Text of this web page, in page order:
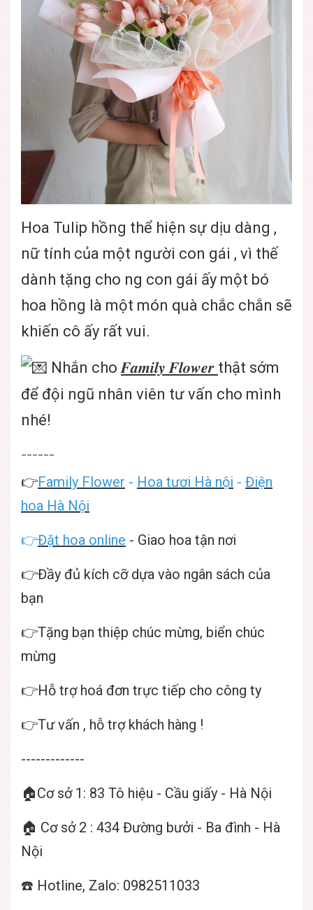
Hoa Tulip hồng thể hiện sự dịu dàng ,
nữ tính của một người con gái , vì thế
dành tặng cho ng con gái ấy một bó
hoa hồng là một món quà chắc chắn sẽ
khiến cô ấy rất vui.
Nhắn cho 𝑭𝒂𝒎𝒊𝒍𝒚 𝑭𝒍𝒐𝒘𝒆𝒓 thật sớm
để đội ngũ nhân viên tư vấn cho mình
nhé!
👉Family Flower - Hoa tươi Hà nội - Điện
hoa Hà Nội
👉Đặt hoa online - Giao hoa tận nơi
👉Đầy đủ kích cỡ dựa vào ngân sách của
bạn
👉Tặng bạn thiệp chúc mừng, biển chúc
mừng
👉Hỗ trợ hoá đơn trực tiếp cho công ty
👉Tư vấn , hỗ trợ khách hàng !
-------------
🏠Cơ sở 1: 83 Tô hiệu - Cầu giấy - Hà Nội
🏠 Cơ sở 2 : 434 Đường bưởi - Ba đình - Hà
Nội
☎️ Hotline, Zalo: 0982511033